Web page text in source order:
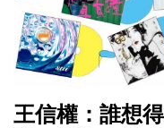
王信權：誰想